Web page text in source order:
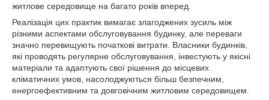
житлове середовище на багато років вперед.
Реалізація цих практик вимагає злагоджених зусиль між
різними аспектами обслуговування будинку, але переваги
значно перевищують початкові витрати. Власники будинків,
які проводять регулярне обслуговування, інвестують у якісні
матеріали та адаптують свої рішення до місцевих
кліматичних умов, насолоджуються більш безпечним,
енергоефективним та довговічним житловим середовищем.